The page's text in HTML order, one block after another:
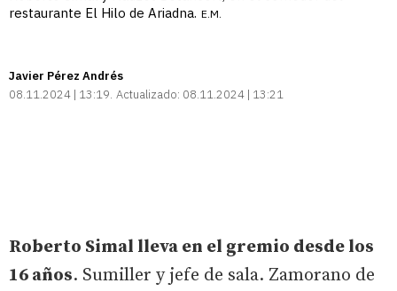
restaurante El Hilo de Ariadna. E.M.
Javier Pérez Andrés
08.11.2024 | 13:19 Actualizado: 08.11.2024 | 13:21
Roberto Simal lleva en el gremio desde los
16 años. Sumiller y jefe de sala. Zamorano de